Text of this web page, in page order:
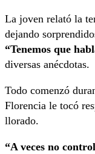
La joven relató la
dejando
“Tenemos que
diversas anécdotas.
Todo comenzó
Florencia le tocó
llorado.
“A veces no